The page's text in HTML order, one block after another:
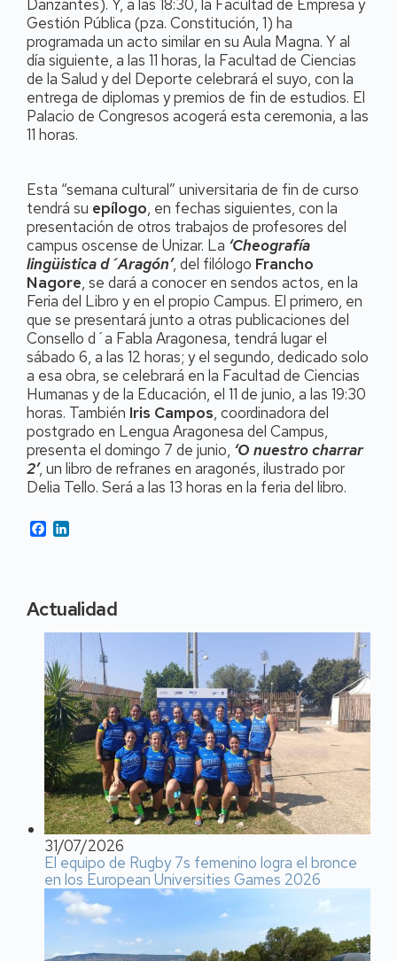
Danzantes). Y, a las 18:30, la Facultad de Empresa y
Gestión Pública (pza. Constitución, 1) ha
programada un acto similar en su Aula Magna. Y al
día siguiente, a las 11 horas, la Facultad de Ciencias
de la Salud y del Deporte celebrará el suyo, con la
entrega de diplomas y premios de fin de estudios. El
Palacio de Congresos acogerá esta ceremonia, a las
11 horas.
Esta “semana cultural” universitaria de fin de curso
tendrá su epílogo, en fechas siguientes, con la
presentación de otros trabajos de profesores del
campus oscense de Unizar. La ‘Cheografía
lingüistica d´Aragón’, del filólogo Francho
Nagore, se dará a conocer en sendos actos, en la
Feria del Libro y en el propio Campus. El primero, en
que se presentará junto a otras publicaciones del
Consello d´a Fabla Aragonesa, tendrá lugar el
sábado 6, a las 12 horas; y el segundo, dedicado solo
a esa obra, se celebrará en la Facultad de Ciencias
Humanas y de la Educación, el 11 de junio, a las 19:30
horas. También Iris Campos, coordinadora del
postgrado en Lengua Aragonesa del Campus,
presenta el domingo 7 de junio, ‘O nuestro charrar
2’, un libro de refranes en aragonés, ilustrado por
Delia Tello. Será a las 13 horas en la feria del libro.
Facebook
Actualidad
31/07/2026
El equipo de Rugby 7s femenino logra el bronce
en los European Universities Games 2026